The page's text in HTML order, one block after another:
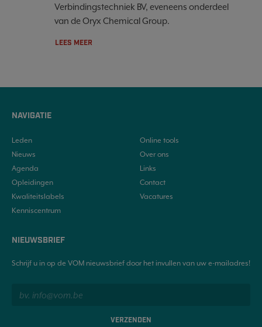
Verbindingstechniek BV, eveneens onderdeel
van de Oryx Chemical Group.
LEES MEER
NAVIGATIE
Leden
Nieuws
Agenda
Opleidingen
Kwaliteitslabels
Kenniscentrum
Online tools
Over ons
Links
Contact
Vacatures
NIEUWSBRIEF
Schrijf u in op de VOM nieuwsbrief door het invullen van uw e-mailadres!
VERZENDEN